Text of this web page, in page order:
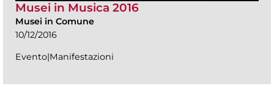
Musei in Musica 2016
Musei in Comune
10/12/2016
Evento|Manifestazioni